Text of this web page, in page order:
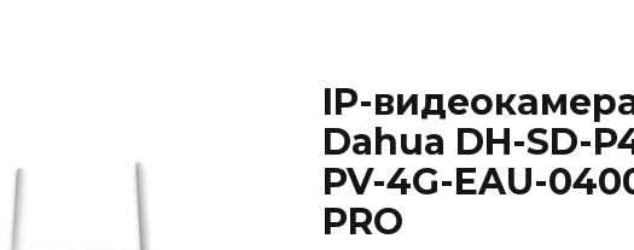
IP-
Dahua DH-SD-
PV-4G-EAU-
PRO